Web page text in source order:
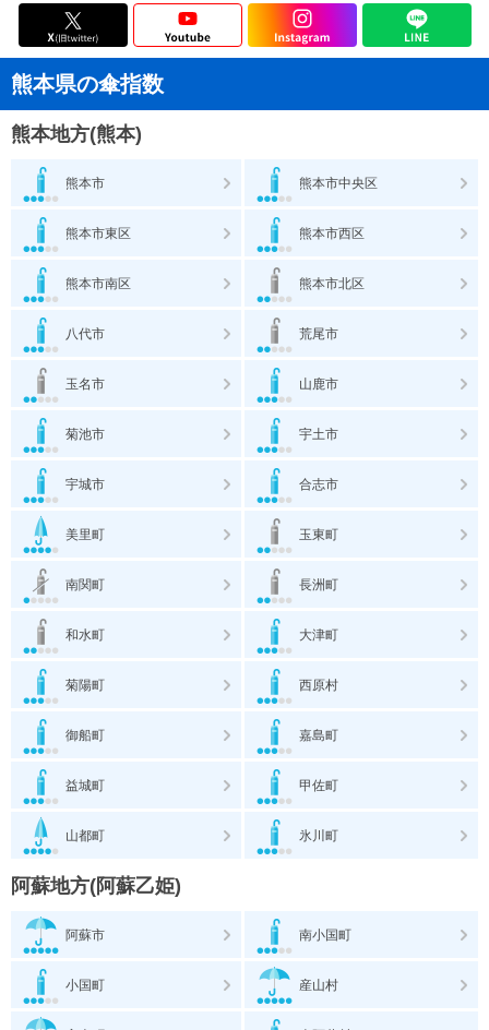
熊本県の傘指数
熊本地方(熊本)
熊本市 熊本市中央区
熊本市東区 熊本市西区
熊本市南区 熊本市北区
八代市 荒尾市
玉名市 山鹿市
菊池市 宇土市
宇城市 合志市
美里町 玉東町
南関町 長洲町
和水町 大津町
菊陽町 西原村
御船町 嘉島町
益城町 甲佐町
山都町 氷川町
阿蘇地方(阿蘇乙姫)
阿蘇市 南小国町
小国町 産山村